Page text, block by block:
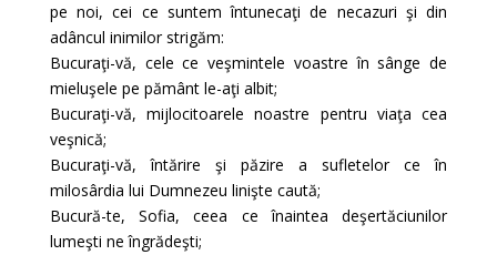
pe noi, cei ce suntem întunecaţi de necazuri şi din
adâncul inimilor strigăm:
Bucuraţi-vă, cele ce veşmintele voastre în sânge de
mieluşele pe pământ le-aţi albit;
Bucuraţi-vă, mijlocitoarele noastre pentru viaţa cea
veşnică;
Bucuraţi-vă, întărire şi păzire a sufletelor ce în
milosârdia lui Dumnezeu linişte caută;
Bucură-te, Sofia, ceea ce înaintea deşertăciunilor
lumeşti ne îngrădeşti;